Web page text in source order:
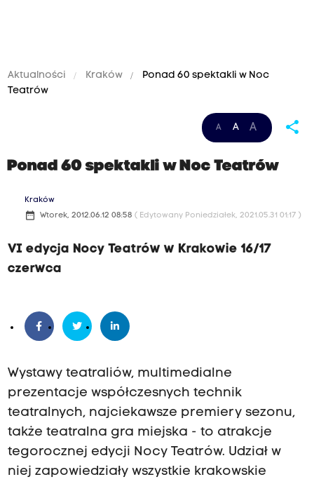
Aktualności Kraków
Ponad 60 spektakli w Noc
Teatrów
A A A share
Ponad 60 spektakli w Noc Teatrów
Kraków
date_range Wtorek, 2012.06.12 08:58 ( Edytowany Poniedziałek, 2021.05.31 01:17 )
VI edycja Nocy Teatrów w Krakowie 16/17
czerwca
Wystawy teatraliów, multimedialne
prezentacje współczesnych technik
teatralnych, najciekawsze premiery sezonu,
także teatralna gra miejska - to atrakcje
tegorocznej edycji Nocy Teatrów. Udział w
niej zapowiedziały wszystkie krakowskie